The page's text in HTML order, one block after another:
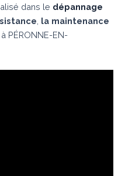
dans le dépannage
la maintenance
à PÉRONNE-EN-